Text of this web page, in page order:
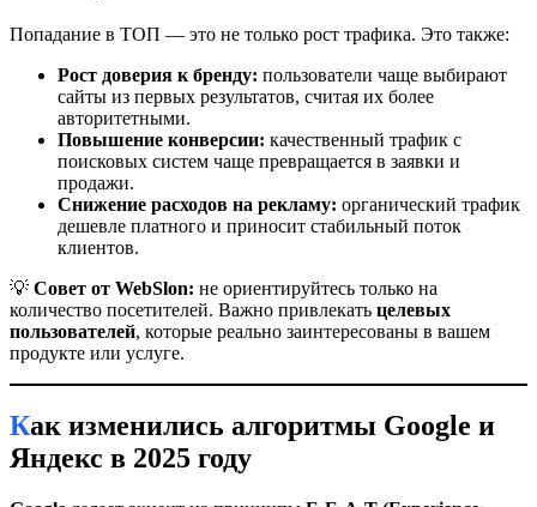
Попадание в ТОП — это не только рост трафика. Это также:
Рост доверия к бренду: пользователи чаще выбирают
сайты из первых результатов, считая их более
авторитетными.
Повышение конверсии: качественный трафик с
поисковых систем чаще превращается в заявки и
продажи.
Снижение расходов на рекламу: органический трафик
дешевле платного и приносит стабильный поток
клиентов.
💡 Совет от WebSlon: не ориентируйтесь только на
количество посетителей. Важно привлекать целевых
пользователей, которые реально заинтересованы в вашем
продукте или услуге.
Как изменились алгоритмы Google и
Яндекс в 2025 году